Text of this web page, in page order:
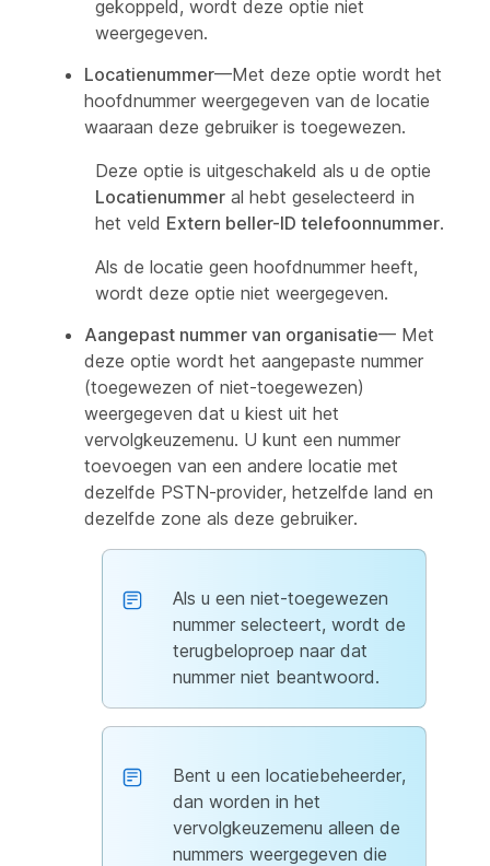
gekoppeld, wordt deze optie niet
weergegeven.
Locatienummer—Met deze optie wordt het
hoofdnummer weergegeven van de locatie
waaraan deze gebruiker is toegewezen.
Deze optie is uitgeschakeld als u de optie
Locatienummer al hebt geselecteerd in
het veld Extern beller-ID telefoonnummer.
Als de locatie geen hoofdnummer heeft,
wordt deze optie niet weergegeven.
Aangepast nummer van organisatie— Met
deze optie wordt het aangepaste nummer
(toegewezen of niet-toegewezen)
weergegeven dat u kiest uit het
vervolgkeuzemenu. U kunt een nummer
toevoegen van een andere locatie met
dezelfde PSTN-provider, hetzelfde land en
dezelfde zone als deze gebruiker.
Als u een niet-toegewezen
nummer selecteert, wordt de
terugbeloproep naar dat
nummer niet beantwoord.
Bent u een locatiebeheerder,
dan worden in het
vervolgkeuzemenu alleen de
nummers weergegeven die